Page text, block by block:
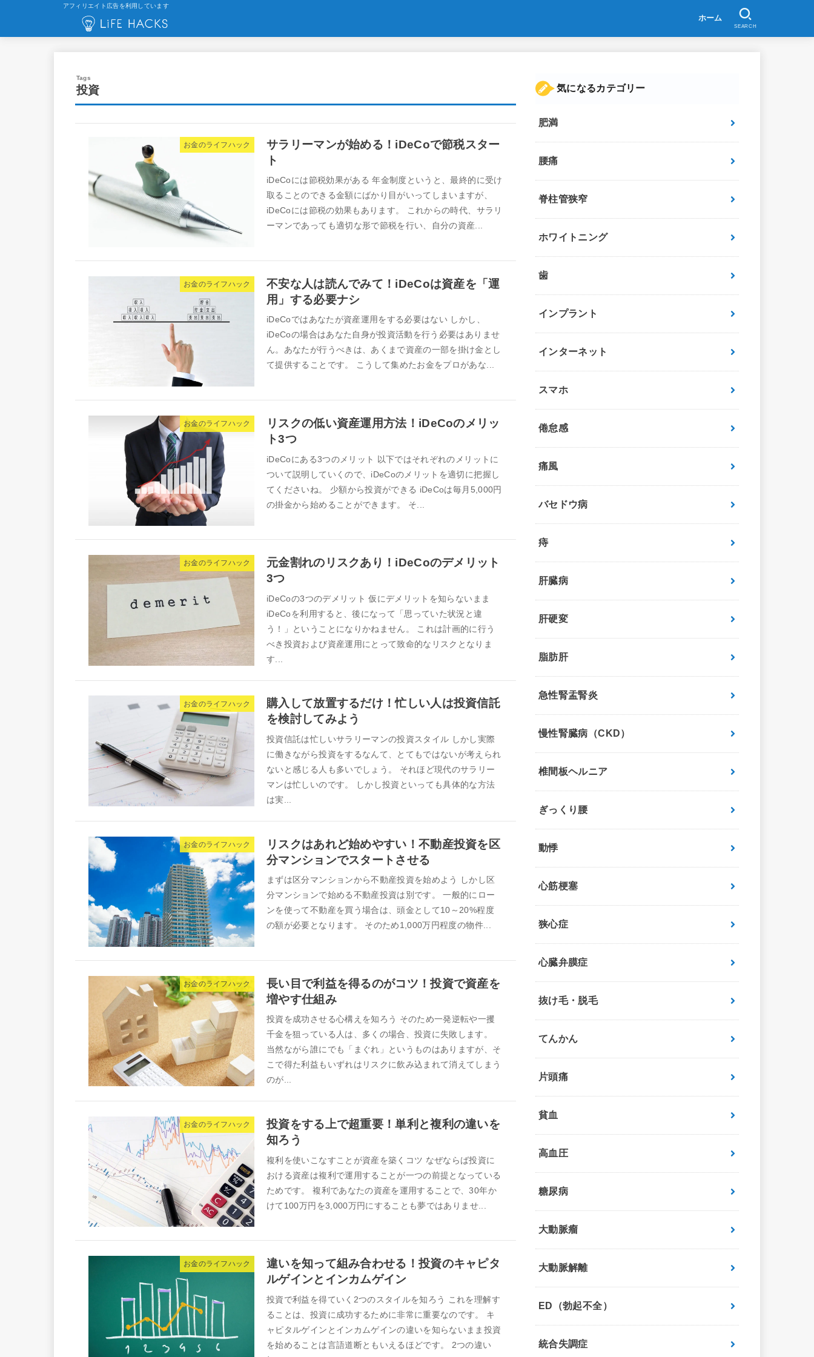
アフィリエイト広告を利用しています
ホーム
SEARCH
投資
お金のライフハック
サラリーマンが始める！iDeCoで節税スター
ト
iDeCoには節税効果がある 年金制度というと、最終的に受け
取ることのできる金額にばかり目がいってしまいますが、
iDeCoには節税の効果もあります。 これからの時代、サラリ
ーマンであっても適切な形で節税を行い、自分の資産...
お金のライフハック
不安な人は読んでみて！iDeCoは資産を「運
用」する必要ナシ
iDeCoではあなたが資産運用をする必要はない しかし、
iDeCoの場合はあなた自身が投資活動を行う必要はありませ
ん。あなたが行うべきは、あくまで資産の一部を掛け金とし
て提供することです。 こうして集めたお金をプロがあな...
お金のライフハック
リスクの低い資産運用方法！iDeCoのメリッ
ト3つ
iDeCoにある3つのメリット 以下ではそれぞれのメリットに
ついて説明していくので、iDeCoのメリットを適切に把握し
てくださいね。 少額から投資ができる iDeCoは毎月5,000円
の掛金から始めることができます。 そ...
お金のライフハック
元金割れのリスクあり！iDeCoのデメリット
3つ
iDeCoの3つのデメリット 仮にデメリットを知らないまま
iDeCoを利用すると、後になって「思っていた状況と違
う！」ということになりかねません。 これは計画的に行う
べき投資および資産運用にとって致命的なリスクとなりま
す...
お金のライフハック
購入して放置するだけ！忙しい人は投資信託
を検討してみよう
投資信託は忙しいサラリーマンの投資スタイル しかし実際
に働きながら投資をするなんて、とてもではないが考えられ
ないと感じる人も多いでしょう。 それほど現代のサラリー
マンは忙しいのです。 しかし投資といっても具体的な方法
は実...
お金のライフハック
リスクはあれど始めやすい！不動産投資を区
分マンションでスタートさせる
まずは区分マンションから不動産投資を始めよう しかし区
分マンションで始める不動産投資は別です。 一般的にロー
ンを使って不動産を買う場合は、頭金として10～20%程度
の額が必要となります。 そのため1,000万円程度の物件...
お金のライフハック
長い目で利益を得るのがコツ！投資で資産を
増やす仕組み
投資を成功させる心構えを知ろう そのため一発逆転や一攫
千金を狙っている人は、多くの場合、投資に失敗します。
当然ながら誰にでも「まぐれ」というものはありますが、そ
こで得た利益もいずれはリスクに飲み込まれて消えてしまう
のが...
お金のライフハック
投資をする上で超重要！単利と複利の違いを
知ろう
複利を使いこなすことが資産を築くコツ なぜならば投資に
おける資産は複利で運用することが一つの前提となっている
ためです。 複利であなたの資産を運用することで、30年か
けて100万円を3,000万円にすることも夢ではありませ...
お金のライフハック
違いを知って組み合わせる！投資のキャピタ
ルゲインとインカムゲイン
投資で利益を得ていく2つのスタイルを知ろう これを理解す
ることは、投資に成功するために非常に重要なのです。 キ
ャピタルゲインとインカムゲインの違いを知らないまま投資
を始めることは言語道断ともいえるほどです。 2つの違い
気になるカテゴリー
肥満
腰痛
脊柱管狭窄
ホワイトニング
歯
インプラント
インターネット
スマホ
倦怠感
痛風
バセドウ病
痔
肝臓病
肝硬変
脂肪肝
急性腎盂腎炎
慢性腎臓病（CKD）
椎間板ヘルニア
ぎっくり腰
動悸
心筋梗塞
狭心症
心臓弁膜症
抜け毛・脱毛
てんかん
片頭痛
貧血
高血圧
糖尿病
大動脈瘤
大動脈解離
ED（勃起不全）
統合失調症